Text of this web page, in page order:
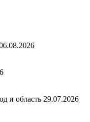
и область 29.07.2026